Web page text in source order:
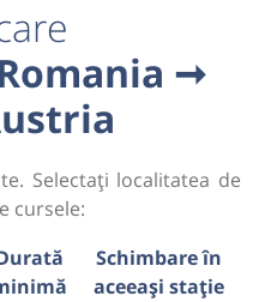
➞
Selectați localitatea de
cursele:
Schimbare în
aceeași stație